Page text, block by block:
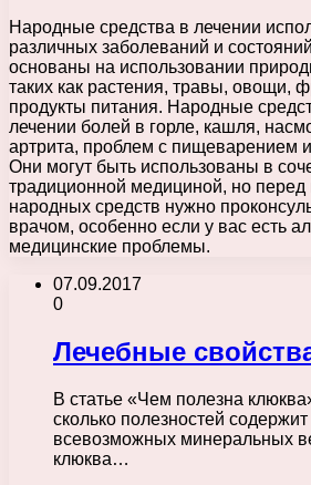
Народные средства в лечении
различных заболеваний и
основаны на использовании
таких как растения, травы, овощи,
продукты питания. Народные
лечении болей в горле, кашля,
артрита, проблем с пищеварением
Они могут быть использованы в
традиционной медициной, но перед
народных средств нужно
врачом, особенно если у вас есть
медицинские проблемы.
07.09.2017
0
Лечебные
В статье «Чем полезна
сколько полезностей
всевозможных минеральных
клюква…